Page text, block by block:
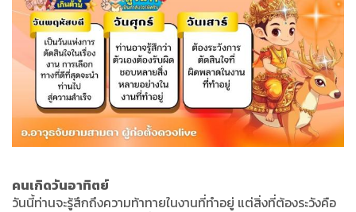
คนเกิดวันอาทิตย์
วันนี้ท่านจะรู้สึกถึงความท้าทายในงานที่ทำอยู่ แต่สิ่งที่ต้องระวังคือ